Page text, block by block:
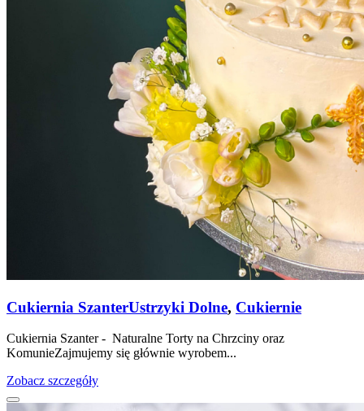
Cukiernia SzanterUstrzyki Dolne, Cukiernie
Cukiernia Szanter - Naturalne Torty na Chrzciny oraz
KomunieZajmujemy się głównie wyrobem...
Zobacz szczegóły